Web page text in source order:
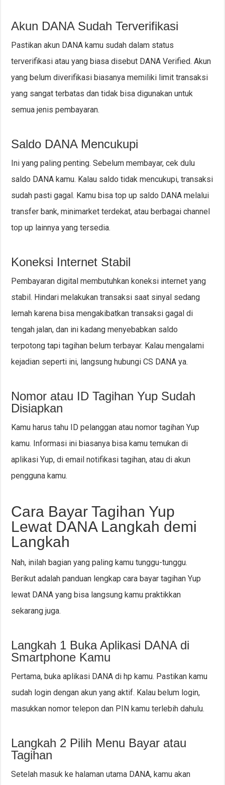
Akun DANA Sudah Terverifikasi
Pastikan akun DANA kamu sudah dalam status
terverifikasi atau yang biasa disebut DANA Verified. Akun
yang belum diverifikasi biasanya memiliki limit transaksi
yang sangat terbatas dan tidak bisa digunakan untuk
semua jenis pembayaran.
Saldo DANA Mencukupi
Ini yang paling penting. Sebelum membayar, cek dulu
saldo DANA kamu. Kalau saldo tidak mencukupi, transaksi
sudah pasti gagal. Kamu bisa top up saldo DANA melalui
transfer bank, minimarket terdekat, atau berbagai channel
top up lainnya yang tersedia.
Koneksi Internet Stabil
Pembayaran digital membutuhkan koneksi internet yang
stabil. Hindari melakukan transaksi saat sinyal sedang
lemah karena bisa mengakibatkan transaksi gagal di
tengah jalan, dan ini kadang menyebabkan saldo
terpotong tapi tagihan belum terbayar. Kalau mengalami
kejadian seperti ini, langsung hubungi CS DANA ya.
Nomor atau ID Tagihan Yup Sudah
Disiapkan
Kamu harus tahu ID pelanggan atau nomor tagihan Yup
kamu. Informasi ini biasanya bisa kamu temukan di
aplikasi Yup, di email notifikasi tagihan, atau di akun
pengguna kamu.
Cara Bayar Tagihan Yup
Lewat DANA Langkah demi
Langkah
Nah, inilah bagian yang paling kamu tunggu-tunggu.
Berikut adalah panduan lengkap cara bayar tagihan Yup
lewat DANA yang bisa langsung kamu praktikkan
sekarang juga.
Langkah 1 Buka Aplikasi DANA di
Smartphone Kamu
Pertama, buka aplikasi DANA di hp kamu. Pastikan kamu
sudah login dengan akun yang aktif. Kalau belum login,
masukkan nomor telepon dan PIN kamu terlebih dahulu.
Langkah 2 Pilih Menu Bayar atau
Tagihan
Setelah masuk ke halaman utama DANA, kamu akan